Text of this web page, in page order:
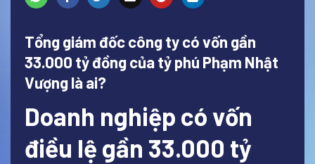
Tổng giám đốc công ty có vốn gần
33.000 tỷ đồng của tỷ phú Phạm Nhật
Vượng là ai?
Doanh nghiệp có vốn
điều lệ gần 33.000 tỷ